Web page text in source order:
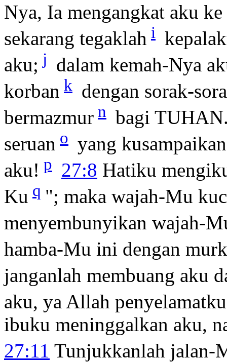
Nya, Ia mengangkat aku
sekarang tegaklah i
aku; j dalam kemah-Nya
korban k dengan sorak-
bermazmur n bagi
seruan o yang
aku! p 27:8 Hatiku
Ku q "; maka wajah-Mu
menyembunyikan wajah-
hamba-Mu ini dengan
janganlah membuang aku
aku, ya Allah
ibuku meninggalkan aku,
27:11 Tunjukkanlah jalan-